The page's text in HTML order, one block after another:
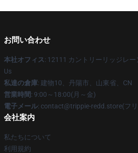
お問い合わせ
本社オフィス: 12111 カントリーリッジレ
Us
私達の倉庫: 建物10、丹陽市、山東省、CN
営業時間: 9:00～18:00(月～金)
電子メール: contact@trippie-redd.store(フ
会社案内
私たちについて
利用規約